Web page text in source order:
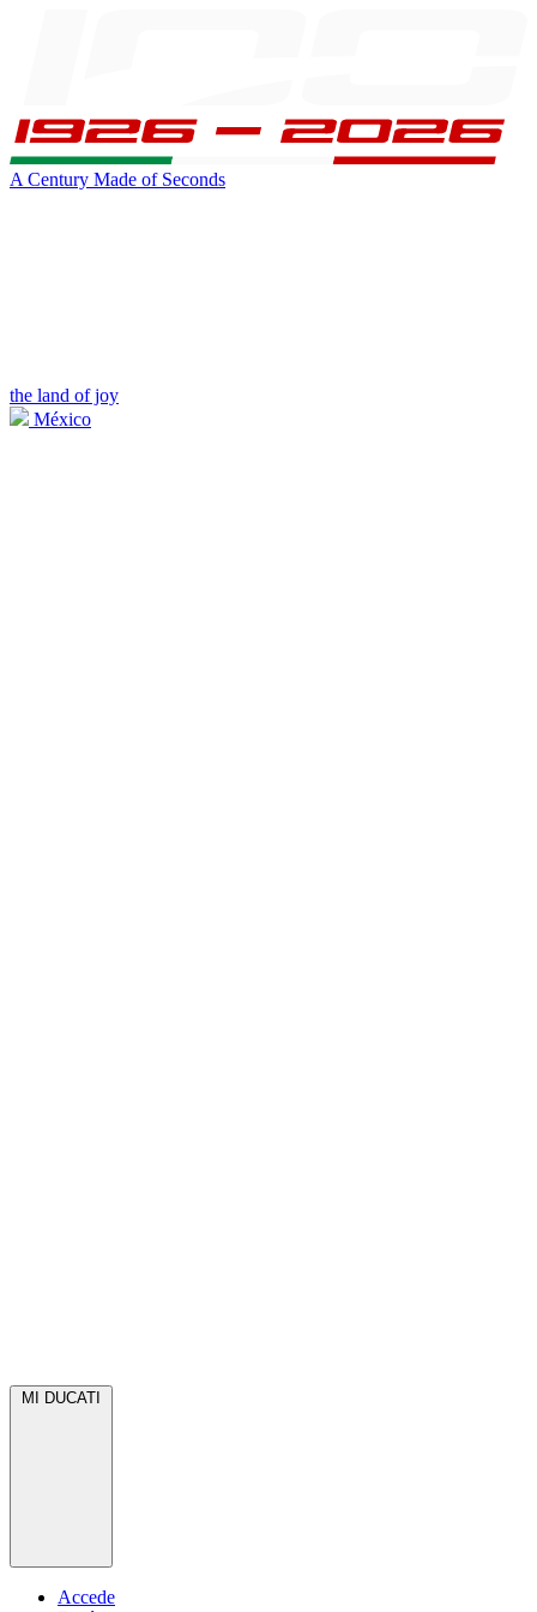
A Century Made of Seconds
the land of joy
México
MI DUCATI
Accede